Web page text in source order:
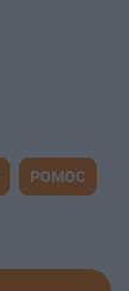
POMOC